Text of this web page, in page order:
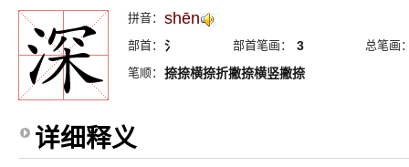
拼音： shēn
部首： 氵 部首笔画： 3
总笔画
笔顺： 捺捺横捺折撇捺横竖撇捺
详细释义